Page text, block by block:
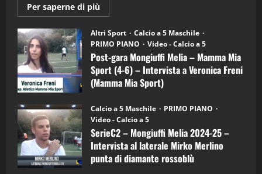
Per saperne di più
informazioni
Post-
gara
Mongiuffi
Melia
–
Mamma
Mia
Sport
6)
–
Intervista
a
mister
Arturo
Carciotto
(Mongiuffi
Altri Sport
Calcio a 5 Maschile
PRIMO PIANO
Video - Calcio a 5
Post-gara Mongiuffi Melia – Mamma Mia
Sport (4-6) – Intervista a Veronica Freni
(Mamma Mia Sport)
Calcio a 5 Maschile
PRIMO PIANO
Video - Calcio a 5
SerieC2 – Mongiuffi Melia 2024-25 –
Intervista al laterale Mirko Merlino
punta di diamante rossoblù
3
"SportEmpire" in Podcast
“SportEmpire” in Podcast: 28^ Puntata
(Martedi 21 Aprile 2026)
21/04/2026
4
“SportEmpire” in Podcast: 27^ Puntata
(Martedi 14 Aprile 2026)
15/04/2026